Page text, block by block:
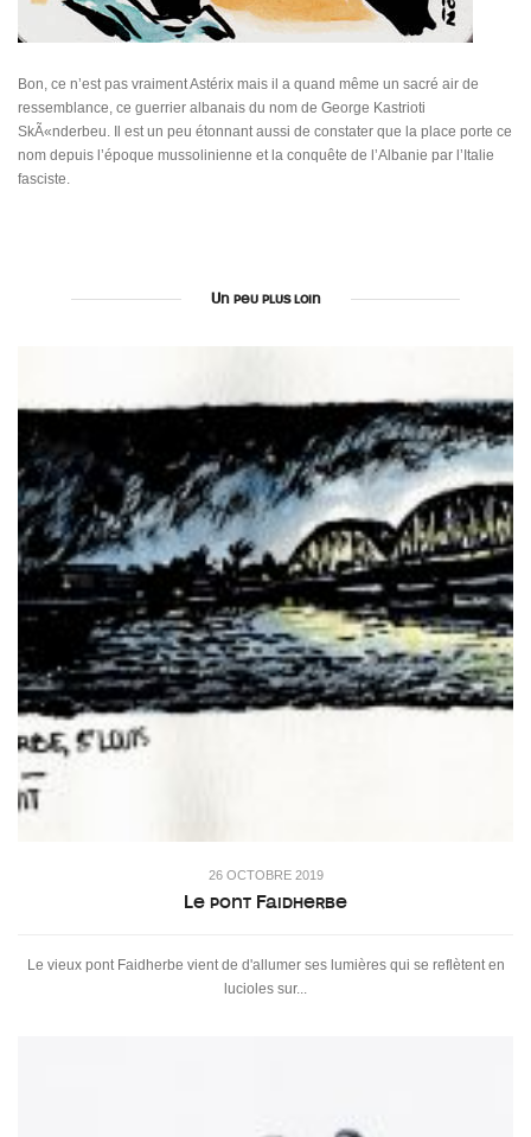
Bon, ce n’est pas vraiment Astérix mais il a quand même un sacré air de
ressemblance, ce guerrier albanais du nom de George Kastrioti
SkÃ«nderbeu. Il est un peu étonnant aussi de constater que la place porte ce
nom depuis l’époque mussolinienne et la conquête de l’Albanie par l’Italie
fasciste.
Un peu plus loin
26 OCTOBRE 2019
Le pont Faidherbe
Le vieux pont Faidherbe vient de d'allumer ses lumières qui se reflètent en
lucioles sur...